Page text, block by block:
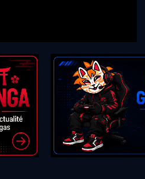
finale de Star
dérivée de
plus détaillé des
qui attend les
aux précédents